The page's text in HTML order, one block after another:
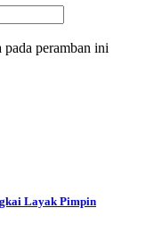
pada peramban ini
Layak Pimpin